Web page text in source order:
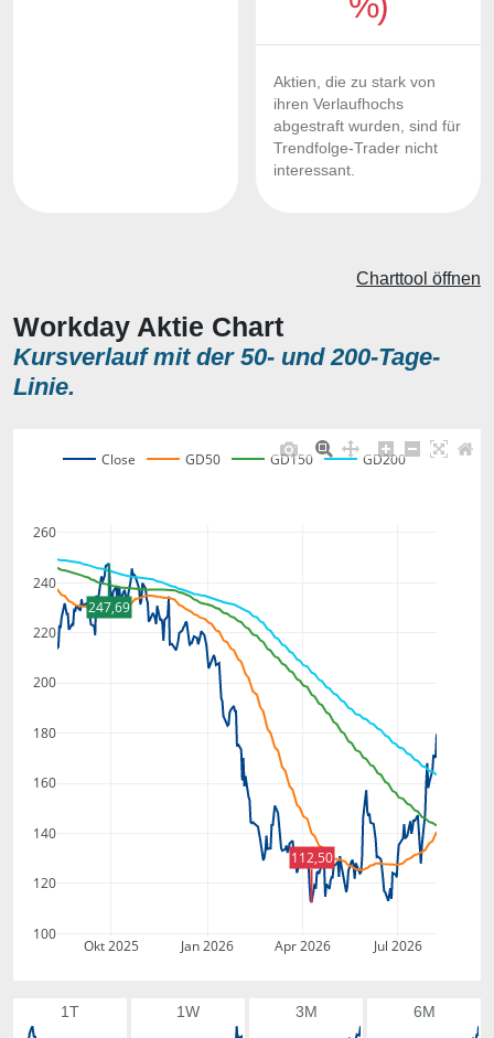
Aktien, die zu stark von
ihren Verlaufhochs
abgestraft wurden, sind für
Trendfolge-Trader nicht
interessant.
Workday Aktie Chart
Kursverlauf mit der 50- und 200-Tage-
Linie.
Charttool öffnen
Okt 2025 Jan 2026 Apr 2026 Jul 2026
100
120
140
160
180
200
220
240
260
Close GD50 GD150 GD200
247,69
112,50
1T 1W 3M 6M